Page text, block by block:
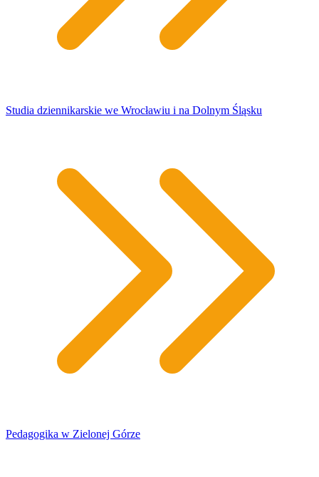
Studia dziennikarskie we Wrocławiu i na Dolnym Śląsku
Pedagogika w Zielonej Górze